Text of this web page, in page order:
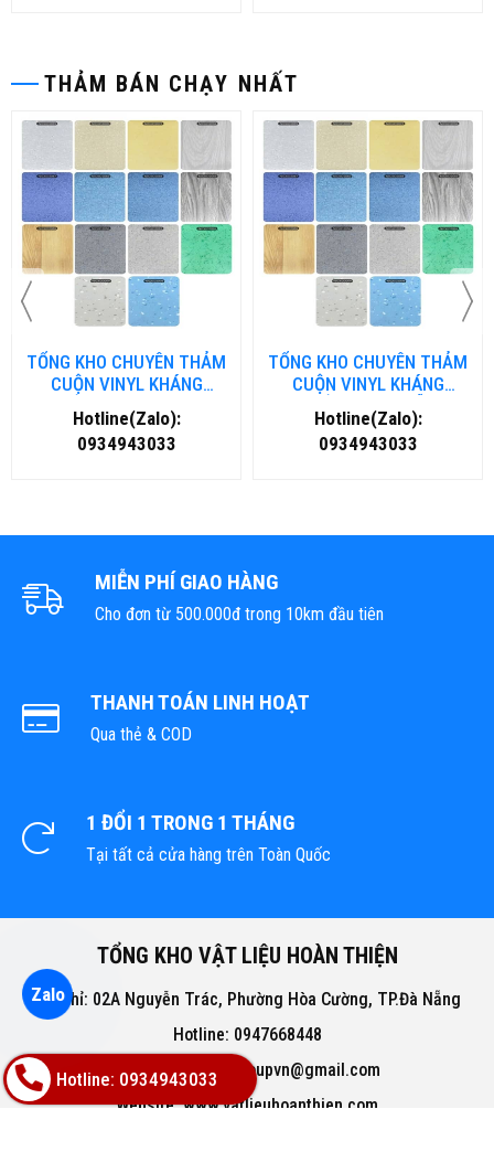
THẢM BÁN CHẠY NHẤT
TỔNG KHO CHUYÊN THẢM
CUỘN VINYL KHÁNG
KHUẨN TẠI NHA TRANG
Hotline(Zalo):
0934943033
TỔNG KHO CHUYÊN THẢM
CUỘN VINYL KHÁNG
KHUẨN TẠI ĐÀ NẴNG
Hotline(Zalo):
0934943033
MIỄN PHÍ GIAO HÀNG
Cho đơn từ 500.000đ trong 10km đầu tiên
THANH TOÁN LINH HOẠT
Qua thẻ & COD
1 ĐỔI 1 TRONG 1 THÁNG
Tại tất cả cửa hàng trên Toàn Quốc
TỔNG KHO VẬT LIỆU HOÀN THIỆN
Địa chỉ: 02A Nguyễn Trác, Phường Hòa Cường, TP.Đà Nẵng
Hotline: 0947668448
Email: bachphatgroupvn@gmail.com
Website: www.vatlieuhoanthien.com
Hotline: 0934943033
Zalo